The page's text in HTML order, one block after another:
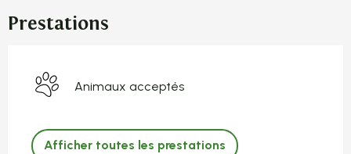
Prestations
Animaux acceptés
Afficher toutes les prestations